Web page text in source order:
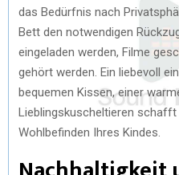
das Bedürfnis nach
Bett den notwendigen
eingeladen werden, Filme
gehört werden. Ein liebevoll
bequemen Kissen, einer
Lieblingskuscheltieren
Wohlbefinden Ihres Kindes.